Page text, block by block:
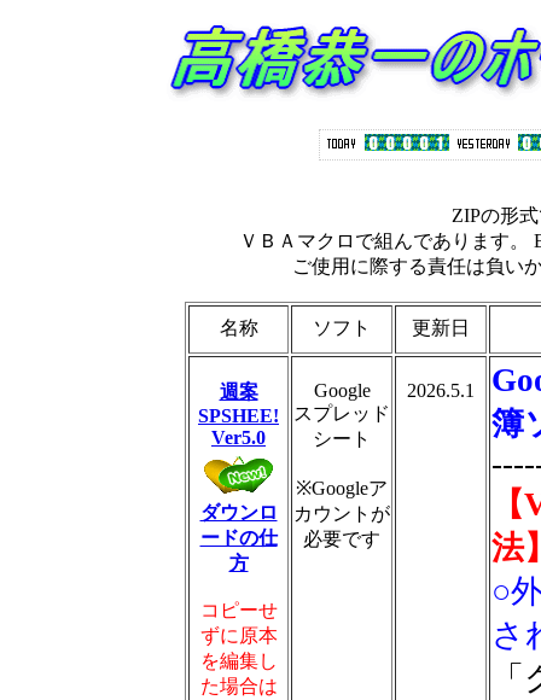
ZIPの形
ＶＢＡマクロで組んであります。
ご使用に際する責任は負い
名称 ソフト 更新日
週案
SPSHEE!
Ver5.0
ダウンロ
ードの仕
方
コピーせ
ずに原本
を編集し
た場合は
Google
スプレッド
シート
※Googleア
カウントが
必要です
2026.5.1
簿
法
○
さ